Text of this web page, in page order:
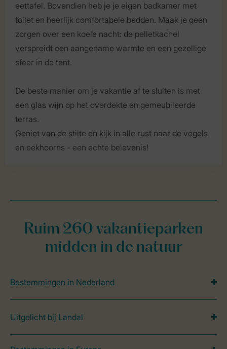
eettafel. Bovendien heb je je eigen badkamer met
toilet en heerlijk comfortabele bedden. Maak je geen
zorgen over een koele nacht: de pelletkachel
verspreidt een aangename warmte en een gezellige
sfeer in de tent.
De beste manier om je vakantie af te sluiten is met
een glas wijn op het overdekte en gemeubileerde
terras.
Geniet van de stilte en kijk in alle rust naar de vogels
en eekhoorns - een echte belevenis!
Ruim 260 vakantieparken
midden in de natuur
Bestemmingen in Nederland
Uitgelicht bij Landal